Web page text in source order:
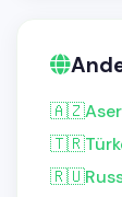
🇦🇿
🇹🇷
🇷🇺